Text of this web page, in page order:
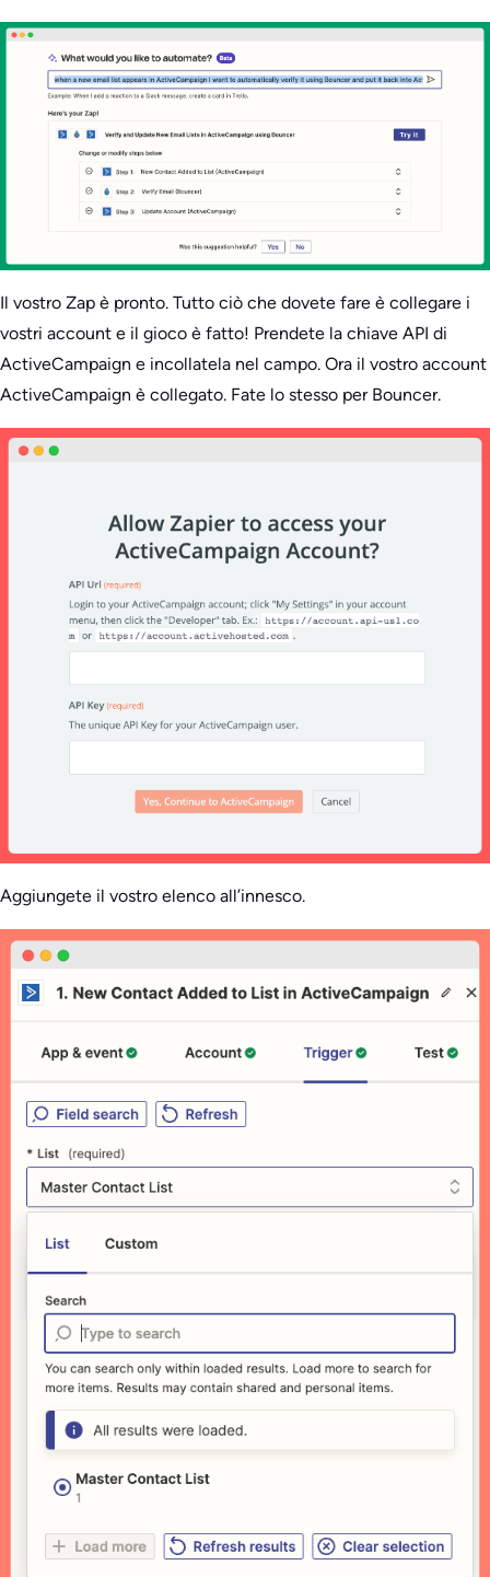
Il vostro Zap è pronto. Tutto ciò che dovete fare è collegare i
vostri account e il gioco è fatto! Prendete la chiave API di
ActiveCampaign e incollatela nel campo. Ora il vostro account
ActiveCampaign è collegato. Fate lo stesso per Bouncer.
Aggiungete il vostro elenco all’innesco.